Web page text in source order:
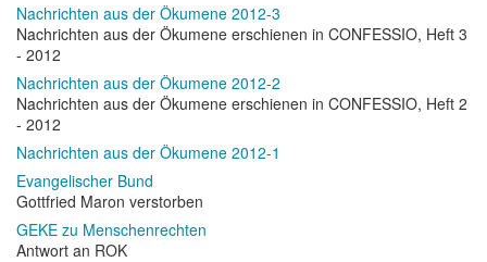
Nachrichten aus der Ökumene 2012-3
Nachrichten aus der Ökumene erschienen in CONFESSIO, Heft 3
- 2012
Nachrichten aus der Ökumene 2012-2
Nachrichten aus der Ökumene erschienen in CONFESSIO, Heft 2
- 2012
Nachrichten aus der Ökumene 2012-1
Evangelischer Bund
Gottfried Maron verstorben
GEKE zu Menschenrechten
Antwort an ROK